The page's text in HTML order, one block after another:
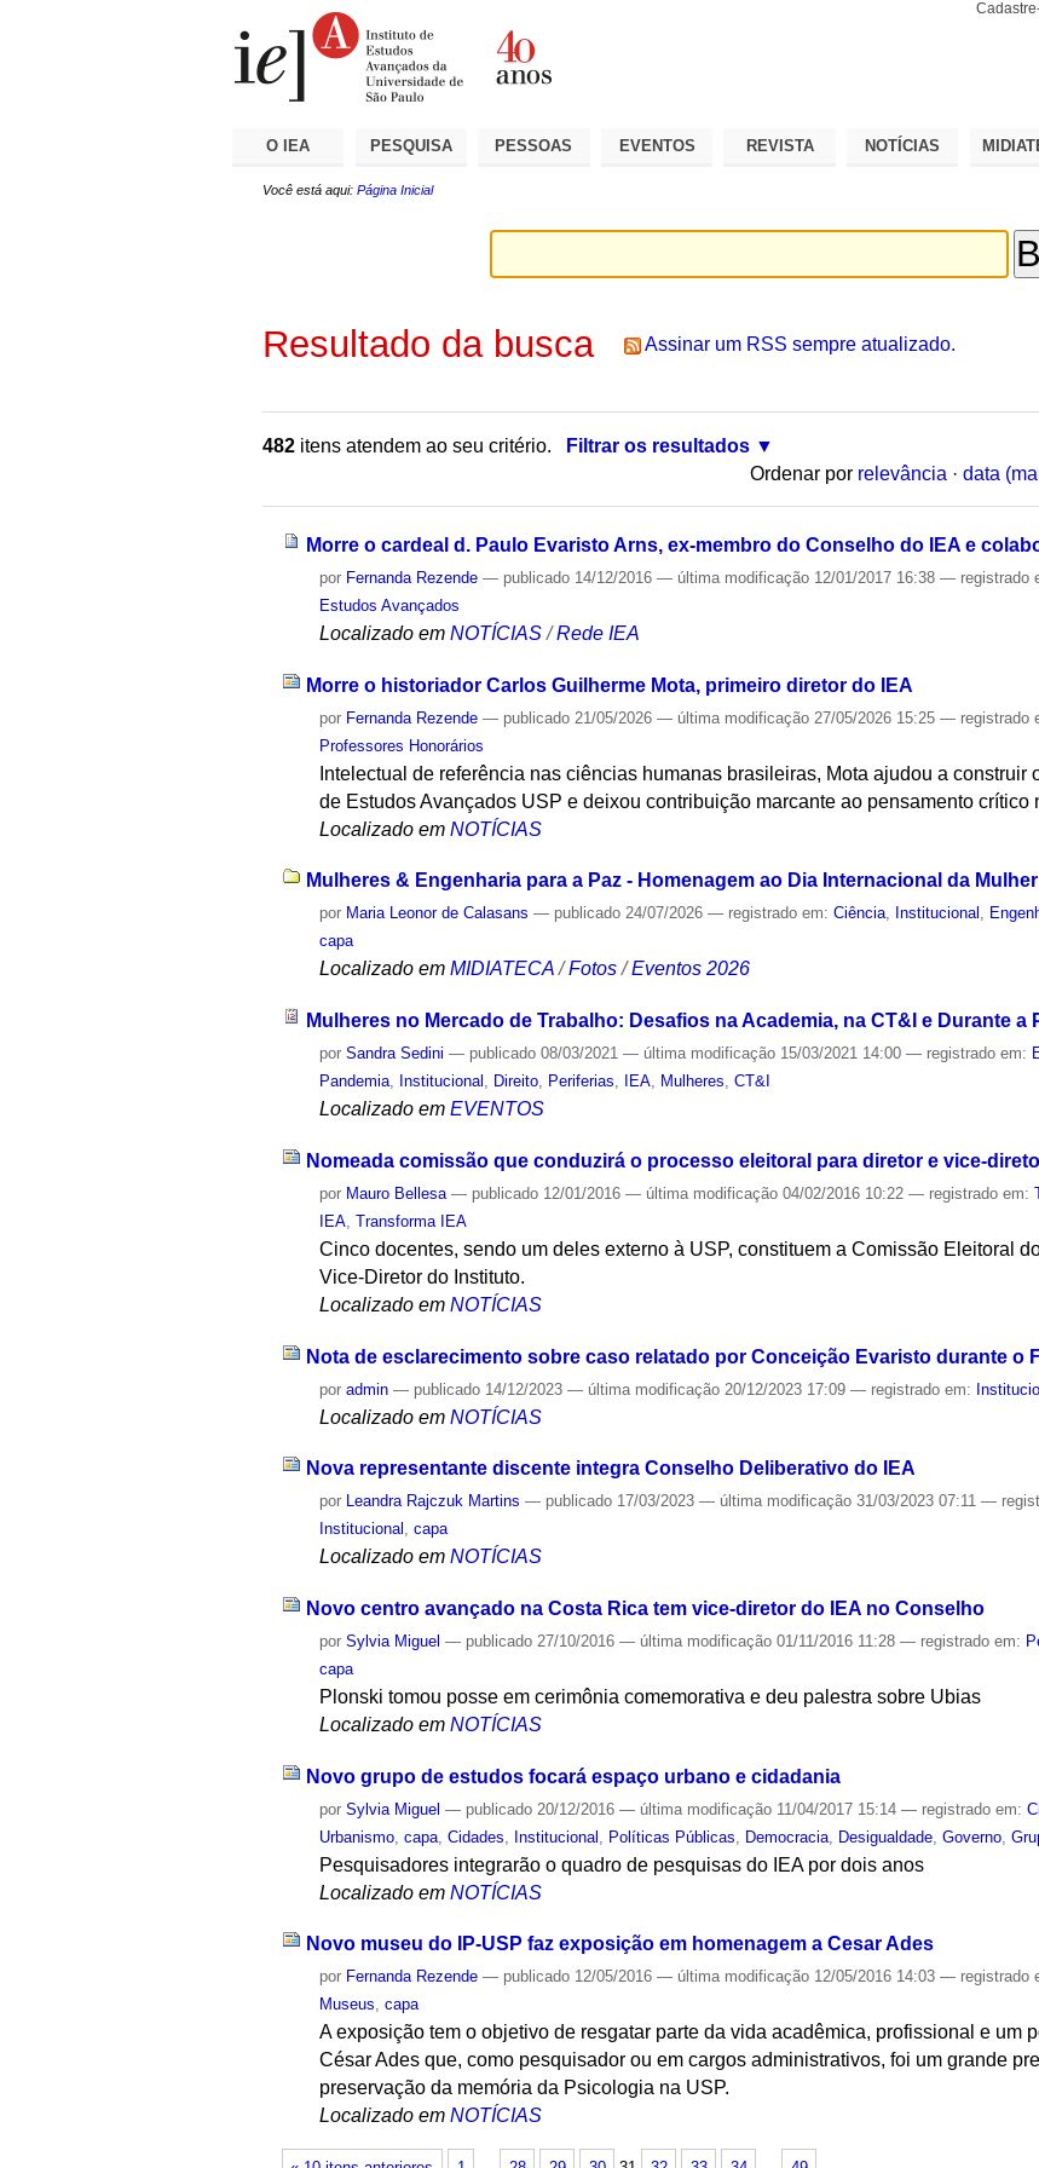
O IEA PESQUISA PESSOAS EVENTOS REVISTA NOTÍCIAS
Você está aqui: Página Inicial
Resultado da busca Assinar um RSS sempre atualizado.
482 itens atendem ao seu critério.
Filtrar os resultados
Ordenar por relevância · data
Morre o cardeal d. Paulo Evaristo Arns, ex-membro do Conselho do IEA e
por Fernanda Rezende — publicado 14/12/2016— última modificação 12/01/2017 16:38— registrado
Estudos Avançados
Localizado em NOTÍCIAS /Rede IEA
Morre o historiador Carlos Guilherme Mota, primeiro diretor do IEA
por Fernanda Rezende — publicado 21/05/2026— última modificação 27/05/2026 15:25— registrado
Professores Honorários
Intelectual de referência nas ciências humanas brasileiras, Mota ajudou a
de Estudos Avançados USP e deixou contribuição marcante ao pensamento crítico
Localizado em NOTÍCIAS
Mulheres & Engenharia para a Paz - Homenagem ao Dia Internacional da Mulher
por Maria Leonor de Calasans — publicado 24/07/2026— registrado em:Ciência, Institucional ,
capa
Localizado em MIDIATECA /Fotos /Eventos 2026
Mulheres no Mercado de Trabalho: Desafios na Academia, na CT&I e Durante a
porSandra Sedini — publicado 08/03/2021— última modificação 15/03/2021 14:00— registrado em:
Pandemia, Institucional , Direito, Periferias, IEA, Mulheres,CT&I
Localizado em EVENTOS
Nomeada comissão que conduzirá o processo eleitoral para diretor e vice-
por Mauro Bellesa — publicado 12/01/2016— última modificação 04/02/2016 10:22— registrado em:
IEA ,Transforma IEA
Cinco docentes, sendo um deles externo à USP, constituem a Comissão Eleitoral
Vice-Diretor do Instituto.
Localizado em NOTÍCIAS
Nota de esclarecimento sobre caso relatado por Conceição Evaristo durante o
poradmin — publicado 14/12/2023— última modificação 20/12/2023 17:09— registrado em:
Localizado em NOTÍCIAS
Nova representante discente integra Conselho Deliberativo do IEA
por Leandra Rajczuk Martins — publicado 17/03/2023— última modificação 31/03/2023 07:11—
Institucional ,capa
Localizado em NOTÍCIAS
Novo centro avançado na Costa Rica tem vice-diretor do IEA no Conselho
porSylvia Miguel — publicado 27/10/2016— última modificação 01/11/2016 11:28— registrado em:
capa
Plonski tomou posse em cerimônia comemorativa e deu palestra sobre Ubias
Localizado em NOTÍCIAS
Novo grupo de estudos focará espaço urbano e cidadania
porSylvia Miguel — publicado 20/12/2016— última modificação 11/04/2017 15:14— registrado em:
Urbanismo ,capa ,Cidades Institucional Políticas Públicas Democracia Desigualdade ,Governo ,
Pesquisadores integrarão o quadro de pesquisas do IEA por dois anos
Localizado em NOTÍCIAS
Novo museu do IP-USP faz exposição em homenagem a Cesar Ades
por Fernanda Rezende — publicado 12/05/2016— última modificação 12/05/2016 14:03— registrado
Museus,capa
A exposição tem o objetivo de resgatar parte da vida acadêmica, profissional e um
César Ades que, como pesquisador ou em cargos administrativos, foi um grande
preservação da memória da Psicologia na USP.
Localizado em NOTÍCIAS